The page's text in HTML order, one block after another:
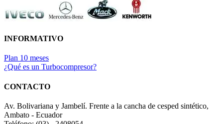
INFORMATIVO
Plan 10 meses
¿Qué es un Turbocompresor?
CONTACTO
Av. Bolivariana y Jambelí. Frente a la cancha de cesped sintético,
Ambato - Ecuador